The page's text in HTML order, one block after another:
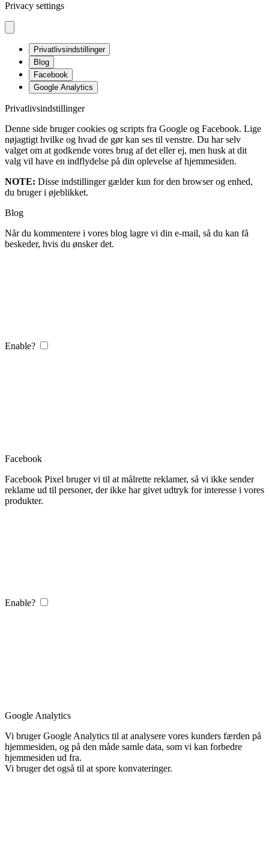
Privacy settings
Privatlivsindstillinger
Blog
Facebook
Google Analytics
Privatlivsindstillinger
Denne side bruger cookies og scripts fra Google og Facebook. Lige
nøjagtigt hvilke og hvad de gør kan ses til venstre. Du har selv
valget om at godkende vores brug af det eller ej, men husk at dit
valg vil have en indflydelse på din oplevelse af hjemmesiden.
NOTE: Disse indstillinger gælder kun for den browser og enhed,
du bruger i øjeblikket.
Blog
Når du kommentere i vores blog lagre vi din e-mail, så du kan få
beskeder, hvis du ønsker det.
Enable?
Facebook
Facebook Pixel bruger vi til at målrette reklamer, så vi ikke sender
reklame ud til personer, der ikke har givet udtryk for interesse i vores
produkter.
Enable?
Google Analytics
Vi bruger Google Analytics til at analysere vores kunders færden på
hjemmesiden, og på den måde samle data, som vi kan forbedre
hjemmesiden ud fra.
Vi bruger det også til at spore konvateringer.